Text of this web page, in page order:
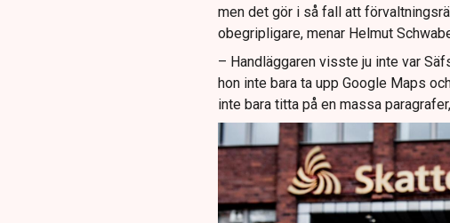
men det gör i så fall att
obegripligare, menar Helmut
– Handläggaren visste ju inte var
hon inte bara ta upp Google Maps
inte bara titta på en massa